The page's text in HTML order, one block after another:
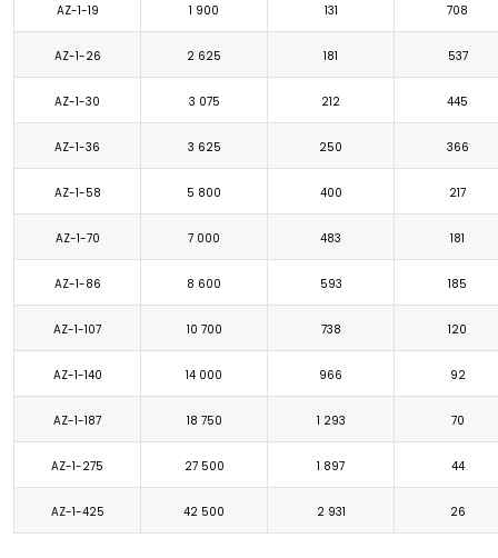
AZ-1-19 1 900 131 708
AZ-1-26 2 625 181 537
AZ-1-30 3 075 212 445
AZ-1-36 3 625 250 366
AZ-1-58 5 800 400 217
AZ-1-70 7 000 483 181
AZ-1-86 8 600 593 185
AZ-1-107 10 700 738 120
AZ-1-140 14 000 966 92
AZ-1-187 18 750 1 293 70
AZ-1-275 27 500 1 897 44
AZ-1-425 42 500 2 931 26